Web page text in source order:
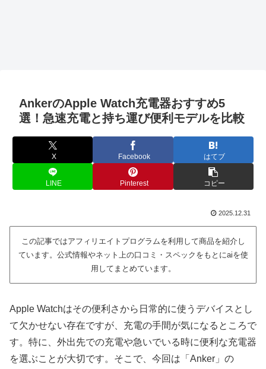
AnkerのApple Watch充電器おすすめ5
選！急速充電と持ち運び便利モデルを比較
X Facebook はてブ
LINE Pinterest コピー
2025.12.31
この記事ではアフィリエイトプログラムを利用して商品を紹介し
ています。公式情報やネット上の口コミ・スペックをもとにaiを使
用してまとめています。
Apple Watchはその便利さから日常的に使うデバイスとし
て欠かせない存在ですが、充電の手間が気になるところで
す。特に、外出先での充電や急いでいる時に便利な充電器
を選ぶことが大切です。そこで、今回は「Anker」の